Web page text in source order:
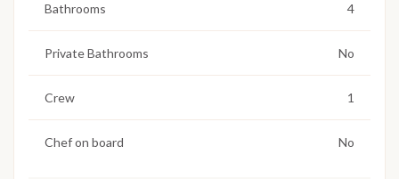
Bathrooms 4
Private Bathrooms No
Crew 1
Chef on board No